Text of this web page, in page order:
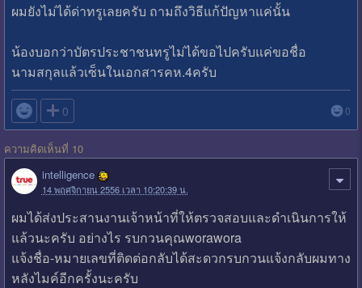
ผมยังไม่ได้ด่าทรูเลยครับ ถามถึงวิธีแก้ปัญหาแค่นั้น
น้องบอกว่าบัตรประชาชนทรูไม่ได้ขอไปครับแค่ขอชื่อ
นามสกุลแล้วเซ็นในเอกสารคห.4ครับ
 0 0
ความคิดเห็นที่ 10
intelligence
14 พฤศจิกายน 2556 เวลา 10:20:39 น.
ผมได้ส่งประสานงานเจ้าหน้าที่ให้ตรวจสอบและดำเนินการให้
แล้วนะครับ อย่างไร รบกวนคุณworawora
แจ้งชื่อ-หมายเลขที่ติดต่อกลับได้สะดวกรบกวนแจ้งกลับผมทาง
หลังไมค์อีกครั้งนะครับ